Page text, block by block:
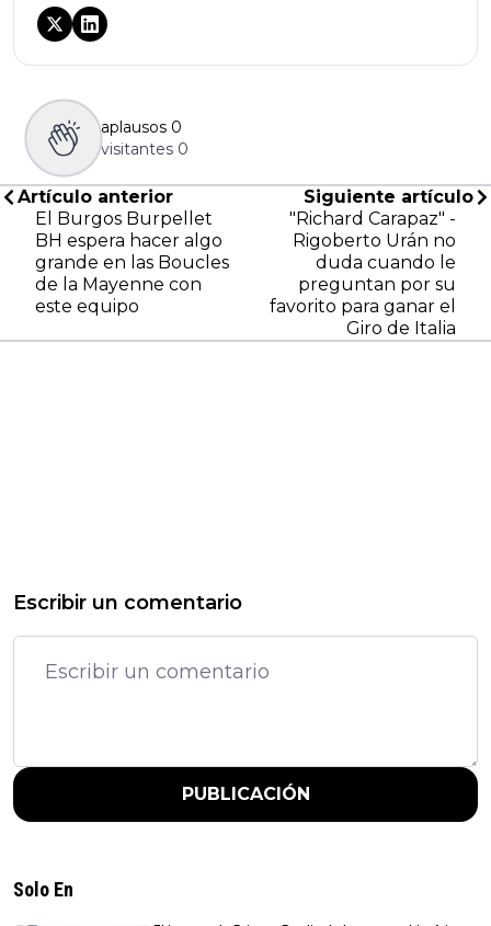
aplausos 0
visitantes 0
Artículo anterior
El Burgos Burpellet
BH espera hacer algo
grande en las Boucles
de la Mayenne con
este equipo
Siguiente artículo
"Richard Carapaz" -
Rigoberto Urán no
duda cuando le
preguntan por su
favorito para ganar el
Giro de Italia
Escribir un comentario
PUBLICACIÓN
Solo En